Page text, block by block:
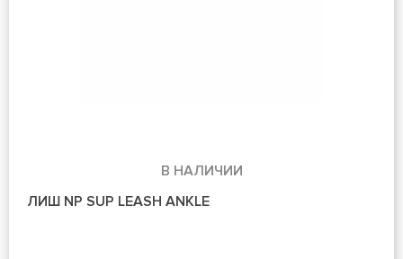
В НАЛИЧИИ
ЛИШ NP SUP LEASH ANKLE